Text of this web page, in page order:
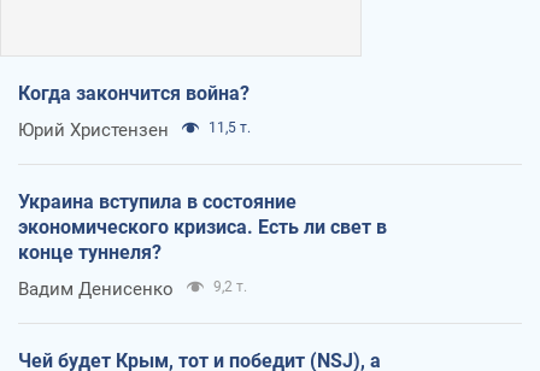
Когда закончится война?
Юрий Христензен 11,5 т.
Украина вступила в состояние
экономического кризиса. Есть ли свет в
конце туннеля?
Вадим Денисенко 9,2 т.
Чей будет Крым, тот и победит (NSJ), а